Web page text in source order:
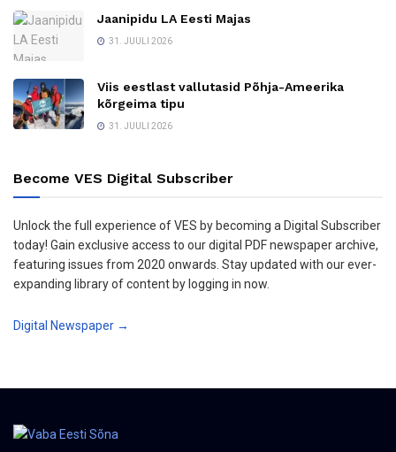
Jaanipidu LA Eesti Majas
31. JUULI 2026
Viis eestlast vallutasid Põhja-Ameerika
kõrgeima tipu
31. JUULI 2026
Become VES Digital Subscriber
Unlock the full experience of VES by becoming a Digital Subscriber
today! Gain exclusive access to our digital PDF newspaper archive,
featuring issues from 2020 onwards. Stay updated with our ever-
expanding library of content by logging in now.
Digital Newspaper →